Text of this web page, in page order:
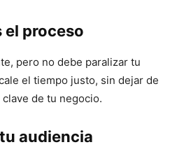
el proceso
pero no debe paralizar tu
el tiempo justo, sin dejar de
de tu negocio.
audiencia